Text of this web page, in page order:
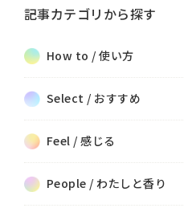
記事カテゴリから探す
How to / 使い方
Select / おすすめ
Feel / 感じる
People / わたしと香り